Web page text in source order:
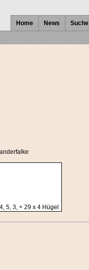
Home News Suche
5, 3, + 29 x 4 Hügel